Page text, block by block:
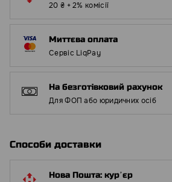
20 ₴ + 2% комісії
Миттєва оплата
Сервіс LiqPay
На безготівковий рахунок
Для ФОП або юридичних осіб
Способи доставки
Нова Пошта: курʼєр